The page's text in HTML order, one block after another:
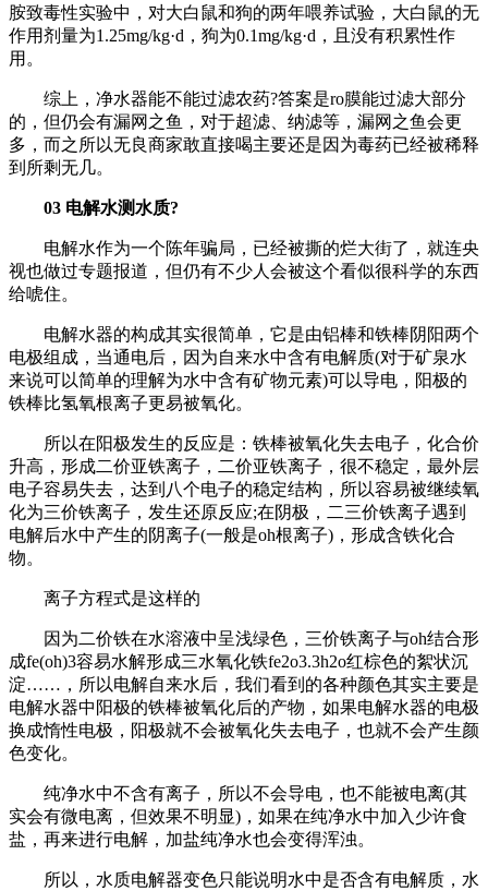
胺致毒性实验中，对大白鼠和狗的两年喂养试验，大白鼠的无
作用剂量为1.25mg/kg·d，狗为0.1mg/kg·d，且没有积累性作
用。
综上，净水器能不能过滤农药?答案是ro膜能过滤大部分
的，但仍会有漏网之鱼，对于超滤、纳滤等，漏网之鱼会更
多，而之所以无良商家敢直接喝主要还是因为毒药已经被稀释
到所剩无几。
03 电解水测水质?
电解水作为一个陈年骗局，已经被撕的烂大街了，就连央
视也做过专题报道，但仍有不少人会被这个看似很科学的东西
给唬住。
电解水器的构成其实很简单，它是由铝棒和铁棒阴阳两个
电极组成，当通电后，因为自来水中含有电解质(对于矿泉水
来说可以简单的理解为水中含有矿物元素)可以导电，阳极的
铁棒比氢氧根离子更易被氧化。
所以在阳极发生的反应是：铁棒被氧化失去电子，化合价
升高，形成二价亚铁离子，二价亚铁离子，很不稳定，最外层
电子容易失去，达到八个电子的稳定结构，所以容易被继续氧
化为三价铁离子，发生还原反应;在阴极，二三价铁离子遇到
电解后水中产生的阴离子(一般是oh根离子)，形成含铁化合
物。
离子方程式是这样的
因为二价铁在水溶液中呈浅绿色，三价铁离子与oh结合形
成fe(oh)3容易水解形成三水氧化铁fe2o3.3h2o红棕色的絮状沉
淀……，所以电解自来水后，我们看到的各种颜色其实主要是
电解水器中阳极的铁棒被氧化后的产物，如果电解水器的电极
换成惰性电极，阳极就不会被氧化失去电子，也就不会产生颜
色变化。
纯净水中不含有离子，所以不会导电，也不能被电离(其
实会有微电离，但效果不明显)，如果在纯净水中加入少许食
盐，再来进行电解，加盐纯净水也会变得浑浊。
所以，水质电解器变色只能说明水中是否含有电解质，水